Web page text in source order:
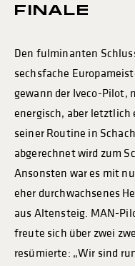
FINALE
Den fulminanten
sechsfache
gewann der Iveco-Pilot,
energisch, aber letztlich
seiner Routine in
abgerechnet wird zum
Ansonsten war es mit
eher durchwachsenes
aus Altensteig. MAN-
freute sich über zwei
resümierte: „Wir sind